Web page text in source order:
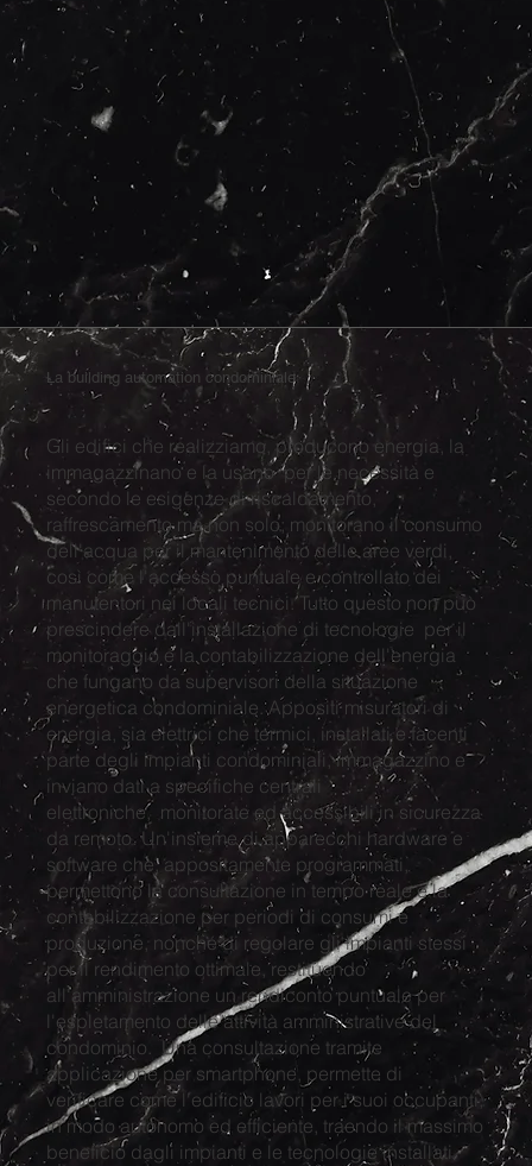
La building automation condominiale
Gli edifici che realizziamo, producono energia, la
immagazzinano e la usano per le necessità e
secondo le esigenze di riscaldamento,
raffrescamento ma non solo; monitorano il consumo
dell'acqua per il mantenimento delle aree verdi,
così come l'accesso puntuale e controllato dei
manutentori nei locali tecnici. Tutto questo non può
prescindere dall'installazione di tecnologie per il
monitoraggio e la contabilizzazione dell'energia
che fungano da supervisori della situazione
energetica condominiale. Appositi misuratori di
energia, sia elettrici che termici, installati e facenti
parte degli impianti condominiali, immagazzino e
inviano dati a specifiche centrali
elettroniche, monitorate ed accessibili in sicurezza
da remoto. Un'insieme di apparecchi hardware e
software che, appositamente programmati,
permettono la consultazione in tempo reale e la
contabilizzazione per periodi di consumi e
produzione, nonché di regolare gli impianti stessi
per il rendimento ottimale, restituendo
all'amministrazione un rendiconto puntuale per
l'espletamento delle attività amministrative del
condominio. Una consultazione tramite
applicazione per smartphone, permette di
verificare come l'edificio lavori per i suoi occupanti,
in modo autonomo ed efficiente, traendo il massimo
beneficio dagli impianti e le tecnologie installati.